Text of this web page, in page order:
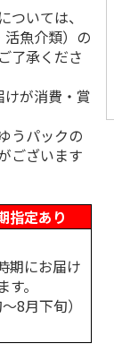
いては、
魚介類）の
了承くださ
が消費・賞
うパックの
ございます
指定あり
期にお届け
す。
8月下旬）